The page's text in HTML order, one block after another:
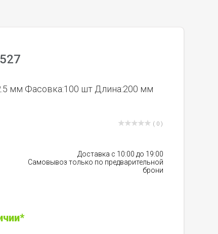
мм Фасовка:100 шт Длина:200 мм
( 0 )
Доставка с 10:00 до 19:00
Самовывоз только по предварительной
брони